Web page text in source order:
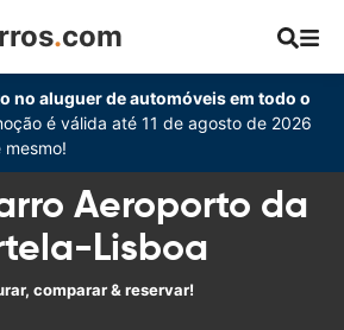
.com
no aluguer de automóveis em todo o
é válida até 11 de agosto de 2026
Aeroporto da
Lisboa
comparar & reservar!